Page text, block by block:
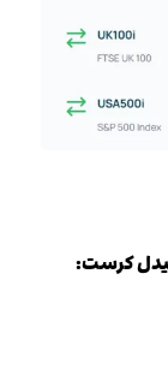
فیدل کرست: